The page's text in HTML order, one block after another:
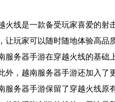
火线是一款备受玩家喜爱的射
让玩家可以随时随地体验高品
服务器手游在穿越火线的基础
外，越南服务器手游还加入了
服务器手游保留了穿越火线原